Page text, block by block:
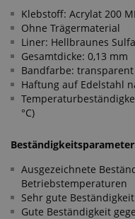
Klebstoff: Acrylat 200
Ohne Trägermaterial
Liner: Hellbraunes
Gesamtdicke: 0,13 mm
Bandfarbe: transparent
Haftung auf Edelstahl
°C)
Ausgezeichnete
Betriebstemperaturen
Sehr gute
Gute Beständigkeit